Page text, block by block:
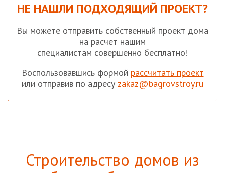
НЕ НАШЛИ ПОДХОДЯЩИЙ ПРОЕКТ?
Вы можете отправить собственный проект дома
на расчет нашим
специалистам совершенно бесплатно!
Воспользовавшись формой рассчитать проект
или отправив по адресу zakaz@bagrovstroy.ru
Строительство домов из